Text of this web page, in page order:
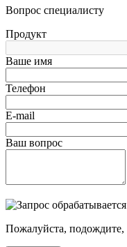
Вопрос специалисту
Продукт
Ваше имя
Телефон
E-mail
Ваш вопрос
Пожалуйста, подождите,